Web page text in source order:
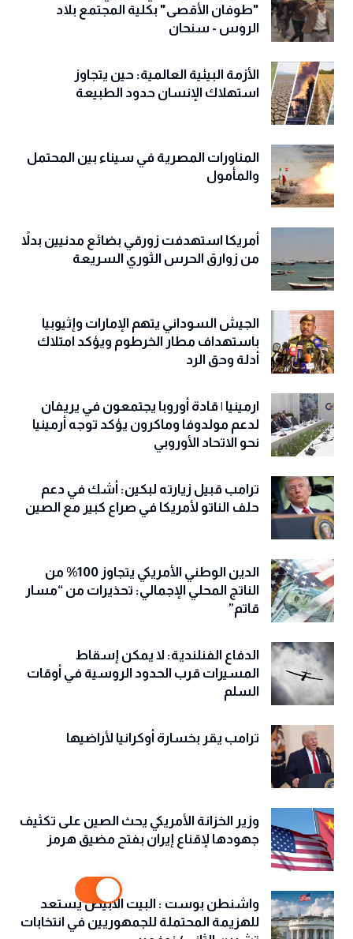
"طوفان الأقصى" بكلية المجتمع بلاد
الروس - سنحان
الأزمة البيئية العالمية: حين يتجاوز
استهلاك الإنسان حدود الطبيعة
المناورات المصرية في سيناء بين المحتمل
والمأمول
أمريكا استهدفت زورقي بضائع مدنيين بدلاً
من زوارق الحرس الثوري السريعة
الجيش السوداني يتهم الإمارات وإثيوبيا
باستهداف مطار الخرطوم ويؤكد امتلاك
أدلة وحق الرد
ارمينيا | قادة أوروبا يجتمعون في يريفان
لدعم مولدوفا وماكرون يؤكد توجه أرمينيا
نحو الاتحاد الأوروبي
ترامب قبيل زيارته لبكين: أشك في دعم
حلف الناتو لأمريكا في صراع كبير مع الصين
الدين الوطني الأمريكي يتجاوز 100% من
الناتج المحلي الإجمالي: تحذيرات من “مسار
قاتم”
الدفاع الفنلندية: لا يمكن إسقاط
المسيرات قرب الحدود الروسية في أوقات
السلم
ترامب يقر بخسارة أوكرانيا لأراضيها
وزير الخزانة الأمريكي يحث الصين على تكثيف
جهودها لإقناع إيران بفتح مضيق هرمز
واشنطن بوست : البيت الأبيض يستعد
للهزيمة المحتملة للجمهوريين في انتخابات